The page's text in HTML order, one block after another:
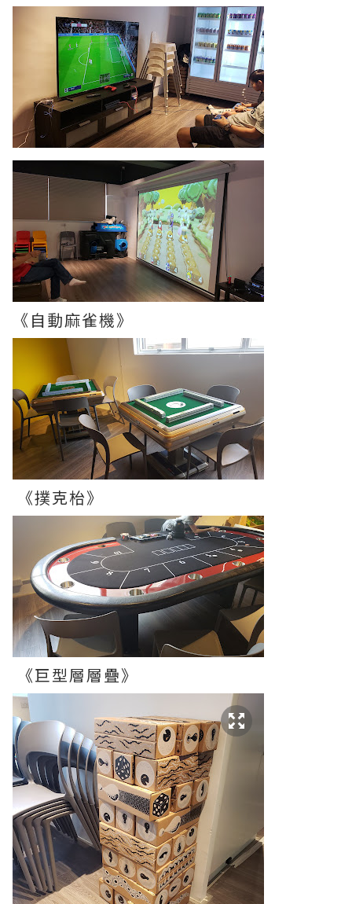
《自動麻雀機》
《撲克枱》
《巨型層層疊》